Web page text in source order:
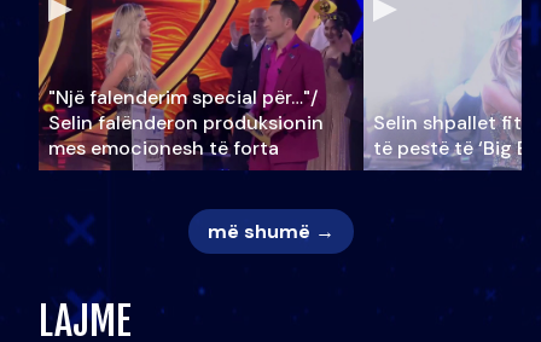
"Një falenderim special për…"/
Selin falënderon produksionin
mes emocionesh të forta
Selin shpallet
të pestë të ‘Big
më shumë →
LAJME